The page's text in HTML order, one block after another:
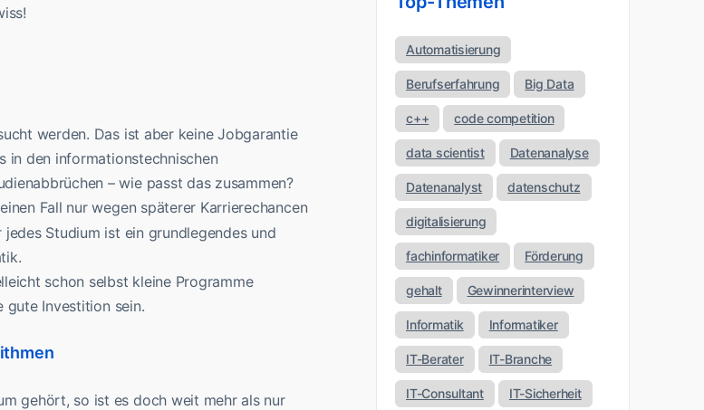
werden. Das ist aber keine Jobgarantie
in den informationstechnischen
– wie passt das zusammen?
Fall nur wegen späterer Karrierechancen
Studium ist ein grundlegendes und
schon selbst kleine Programme
gute Investition sein.
gehört, so ist es doch weit mehr als nur
Automatisierung
Berufserfahrung Big Data
c++ code competition
data scientist Datenanalyse
Datenanalyst datenschutz
digitalisierung
fachinformatiker Förderung
gehalt Gewinnerinterview
Informatik Informatiker
IT-Berater IT-Branche
IT-Consultant IT-Sicherheit